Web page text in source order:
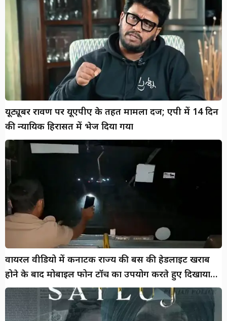
यूट्यूबर रावण पर यूएपीए के तहत मामला दर्ज; एपी में 14 दिन
की न्यायिक हिरासत में भेज दिया गया
वायरल वीडियो में कर्नाटक राज्य की बस की हेडलाइट खराब
होने के बाद मोबाइल फोन टॉर्च का उपयोग करते हुए दिखाया
गया है घड़ी